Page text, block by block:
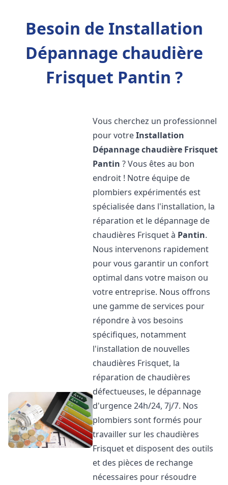
Besoin de Installation
Dépannage chaudière
Frisquet Pantin ?
Vous cherchez un professionnel
pour votreInstallation
Dépannage chaudière Frisquet
Pantin ? Vous êtes au bon
endroit ! Notre équipe de
plombiers expérimentés est
spécialisée dans l'installation, la
réparation et le dépannage de
chaudières Frisquet à Pantin.
Nous intervenons rapidement
pour vous garantir un confort
optimal dans votre maison ou
votre entreprise. Nous offrons
une gamme de services pour
répondre à vos besoins
spécifiques, notamment
l'installation de nouvelles
chaudières Frisquet, la
réparation de chaudières
défectueuses, le dépannage
d'urgence 24h/24, 7j/7. Nos
plombiers sont formés pour
travailler sur les chaudières
Frisquet et disposent des outils
et des pièces de rechange
nécessaires pour résoudre